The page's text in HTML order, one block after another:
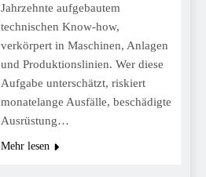
Jahrzehnte aufgebautem
technischen Know-how,
verkörpert in Maschinen, Anlagen
und Produktionslinien. Wer diese
Aufgabe unterschätzt, riskiert
monatelange Ausfälle, beschädigte
Ausrüstung…
Mehr lesen